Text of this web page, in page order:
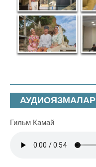
АУДИОЯЗМАЛАР
Гильм Камай